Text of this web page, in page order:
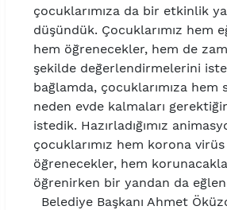
çocuklarımıza da bir etkinlik
düşündük. Çocuklarımız hem
hem öğrenecekler, hem de
şekilde değerlendirmelerini
bağlamda, çocuklarımıza hem
neden evde kalmaları
istedik. Hazırladığımız
çocuklarımız hem korona virüs
öğrenecekler, hem
öğrenirken bir yandan da
Belediye Başkanı Ahmet